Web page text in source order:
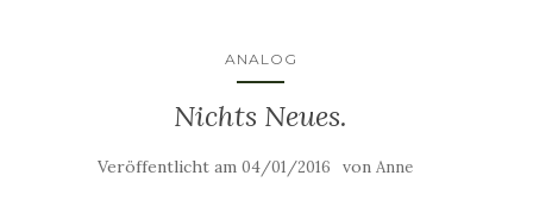
ANALOG
Nichts Neues.
Veröffentlicht am 04/01/2016 von Anne